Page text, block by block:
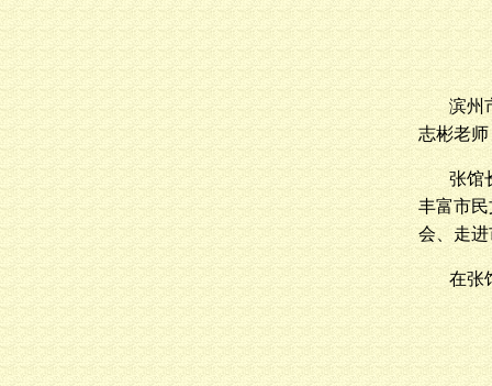
滨州
志彬老
张馆
丰富市
会、走
在张